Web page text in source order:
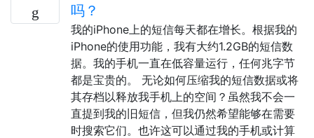
吗？
我的iPhone上的短信每天都在增长。根据我的
iPhone的使用功能，我有大约1.2GB的短信数
据。我的手机一直在低容量运行，任何兆字节
都是宝贵的。 无论如何压缩我的短信数据或将
其存档以释放我手机上的空间？虽然我不会一
直提到我的旧短信，但我仍然希望能够在需要
时搜索它们。也许这可以通过我的手机或计算